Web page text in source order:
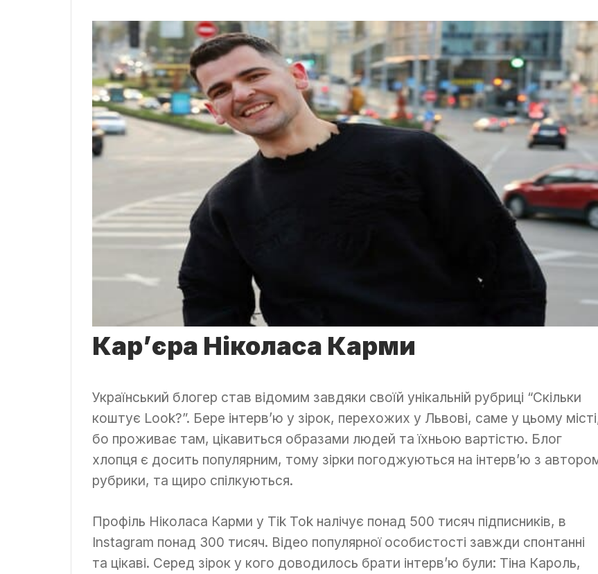
Кар’єра Ніколаса Карми
Український блогер став відомим завдяки своїй унікальній рубриці “Скільки
коштує Look?”. Бере інтерв’ю у зірок, перехожих у Львові, саме у цьому
бо проживає там, цікавиться образами людей та їхньою вартістю. Блог
хлопця є досить популярним, тому зірки погоджуються на інтерв’ю з
рубрики, та щиро спілкуються.
Профіль Ніколаса Карми у Tіk Tok налічує понад 500 тисяч підписників, в
Instagram понад 300 тисяч. Відео популярної особистості завжди спонтанні
та цікаві. Серед зірок у кого доводилось брати інтерв’ю були: Тіна Кароль,